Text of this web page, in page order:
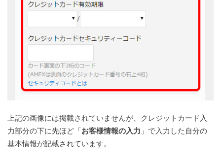
上記の画像には掲載されていませんが、クレジットカード入
力部分の下に先ほど「お客様情報の入力 」で入力した自分の
基本情報が記載されています。